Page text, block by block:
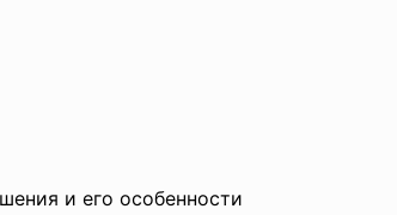
и его особенности